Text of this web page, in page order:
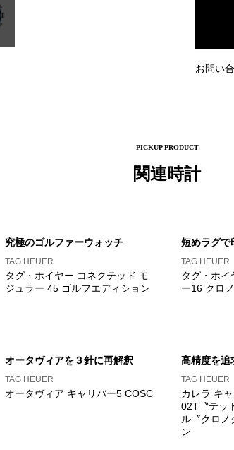
お問い
PICKUP PRODUCT
関連時計
究極のゴルファーウォッチ
TAG HEUER
タグ・ホイヤー コネクテッド モ
ジュラー 45 ゴルフエディション
短めラグで
TAG HEUER
タグ・ホ
ー16 クロ
オータヴィアを３針に再解釈
TAG HEUER
オータヴィア キャリバー5 COSC
高精度を追
TAG HEUER
カレラ キ
02T〝テッ
ル〞クロノ
ン